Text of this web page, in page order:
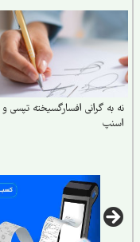
گرانی افسارگسیخته تپسی و